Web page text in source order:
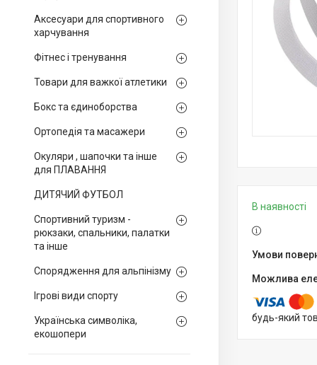
Аксесуари для спортивного
харчування
Фітнес і тренування
Товари для важкої атлетики
Бокс та єдиноборства
Ортопедія та масажери
Окуляри , шапочки та інше
для ПЛАВАННЯ
ДИТЯЧИЙ ФУТБОЛ
Спортивний туризм -
рюкзаки, спальники, палатки
та інше
Спорядження для альпінізму
Ігрові види спорту
Українська символіка,
екошопери
В наявності
будь-який